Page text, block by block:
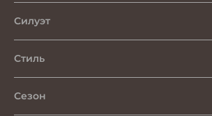
Силуэт
Стиль
Сезон